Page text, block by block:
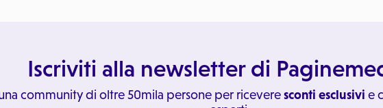
Iscriviti alla newsletter di
community di oltre 50mila persone per riceveresconti esclusivi e